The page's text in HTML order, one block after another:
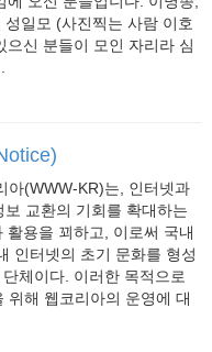
일모 (사진찍는 사람 이호
신 분들이 모인 자리라 심
아(WWW-KR)는, 인터넷과
교환의 기회를 확대하는
용을 꾀하고, 이로써 국내
인터넷의 초기 문화를 형성
체이다. 이러한 목적으로
위해 웹코리아의 운영에 대